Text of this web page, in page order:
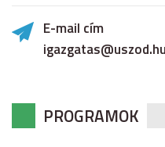
E-mail cím
igazgatas@uszod.hu
PROGRAMOK